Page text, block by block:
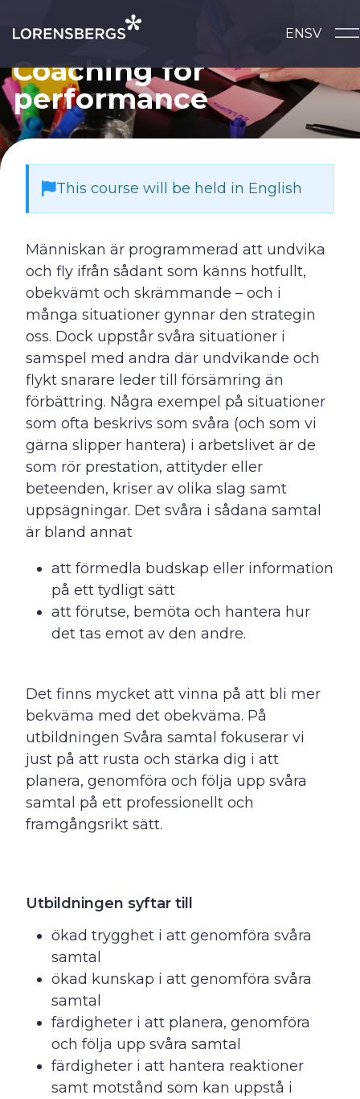
Main Navigation ENSV
Coaching for
performance
This course will be held in English
Människan är programmerad att undvika
och fly ifrån sådant som känns hotfullt,
obekvämt och skrämmande – och i
många situationer gynnar den strategin
oss. Dock uppstår svåra situationer i
samspel med andra där undvikande och
flykt snarare leder till försämring än
förbättring. Några exempel på situationer
som ofta beskrivs som svåra (och som vi
gärna slipper hantera) i arbetslivet är de
som rör prestation, attityder eller
beteenden, kriser av olika slag samt
uppsägningar. Det svåra i sådana samtal
är bland annat
att förmedla budskap eller information
på ett tydligt sätt
att förutse, bemöta och hantera hur
det tas emot av den andre.
Det finns mycket att vinna på att bli mer
bekväma med det obekväma. På
utbildningen Svåra samtal fokuserar vi
just på att rusta och stärka dig i att
planera, genomföra och följa upp svåra
samtal på ett professionellt och
framgångsrikt sätt.
Utbildningen syftar till
ökad trygghet i att genomföra svåra
samtal
ökad kunskap i att genomföra svåra
samtal
färdigheter i att planera, genomföra
och följa upp svåra samtal
färdigheter i att hantera reaktioner
samt motstånd som kan uppstå i